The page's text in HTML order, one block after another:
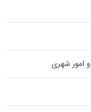
امور شهری